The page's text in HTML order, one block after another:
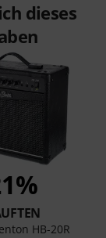
dieses
HB-20R